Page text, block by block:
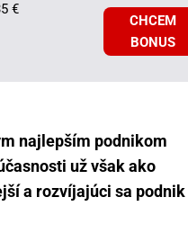
€
CHCEM
BONUS
najlepším podnikom
už však ako
a rozvíjajúci sa podnik